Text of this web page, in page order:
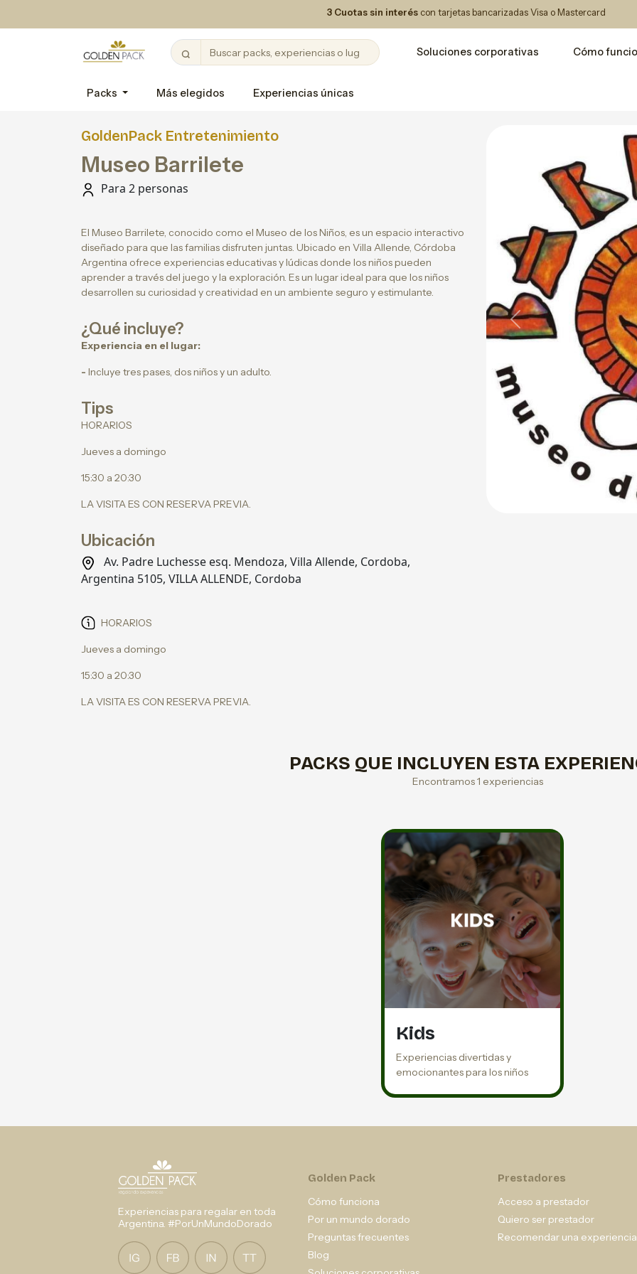
3 Cuotas sin interés con tarjetas bancarizadas Visa o Mastercard
Soluciones corporativas Cómo
Packs Más elegidos Experiencias únicas
GoldenPack Entretenimiento
Museo Barrilete
Para 2 personas
El Museo Barrilete, conocido como el Museo de los Niños, es un espacio interactivo
diseñado para que las familias disfruten juntas. Ubicado en Villa Allende, Córdoba
Argentina ofrece experiencias educativas y lúdicas donde los niños pueden
aprender a través del juego y la exploración. Es un lugar ideal para que los niños
desarrollen su curiosidad y creatividad en un ambiente seguro y estimulante.
¿Qué incluye?
Experiencia en el lugar:
- Incluye tres pases, dos niños y un adulto.
Tips
HORARIOS
Jueves a domingo
15:30 a 20:30
LA VISITA ES CON RESERVA PREVIA.
Ubicación
Av. Padre Luchesse esq. Mendoza, Villa Allende, Cordoba,
Argentina 5105, VILLA ALLENDE, Cordoba
HORARIOS
Jueves a domingo
15:30 a 20:30
LA VISITA ES CON RESERVA PREVIA.
Previous
PACKS QUE INCLUYEN ESTA
Encontramos 1 experiencias
Kids
Experiencias divertidas y
emocionantes para los niños
Experiencias para regalar en toda
Argentina. #PorUnMundoDorado
Golden Pack
Cómo funciona
Por un mundo dorado
Preguntas frecuentes
Blog
Prestadores
Acceso a prestador
Quiero ser prestador
Recomendar una experiencia